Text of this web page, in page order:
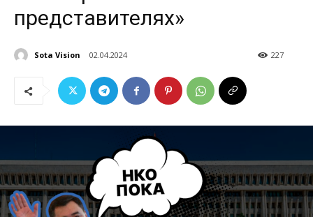
представителях»
Sota Vision 02.04.2024 227